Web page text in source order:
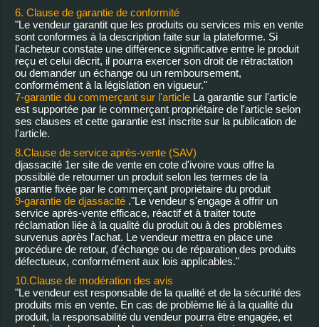
6. Clause de garantie de conformité
"Le vendeur garantit que les produits ou services mis en vente
sont conformes à la description faite sur la plateforme. Si
l'acheteur constate une différence significative entre le produit
reçu et celui décrit, il pourra exercer son droit de rétractation
ou demander un échange ou un remboursement,
conformément à la législation en vigueur."
7-garantie du commerçant sur l'article La garantie sur l'article
est supportée par le commerçant propriétaire de l'article selon
ses clauses et cette garantie est inscrite sur la publication de
l'article.
8.Clause de service après-vente (SAV)
djassacité 1er site de vente en cote d'ivoire vous offre la
possibilé de retourner un produit selon les termes de la
garantie fixée par le commerçant propriétaire du produit
9-garantie de djassacité ."Le vendeur s'engage à offrir un
service après-vente efficace, réactif et à traiter toute
réclamation liée à la qualité du produit ou à des problèmes
survenus après l'achat. Le vendeur mettra en place une
procédure de retour, d'échange ou de réparation des produits
défectueux, conformément aux lois applicables."
10.Clause de modération des avis
"Le vendeur est responsable de la qualité et de la sécurité des
produits mis en vente. En cas de problème lié à la qualité du
produit, la responsabilité du vendeur pourra être engagée, et